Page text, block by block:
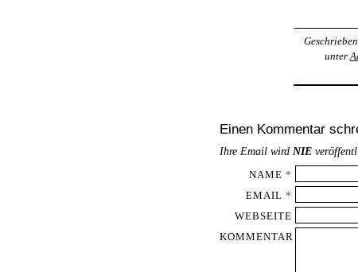
unter
Einen Kommentar
Ihre Email wird NIE
NAME *
EMAIL *
WEBSEITE
KOMMENTAR